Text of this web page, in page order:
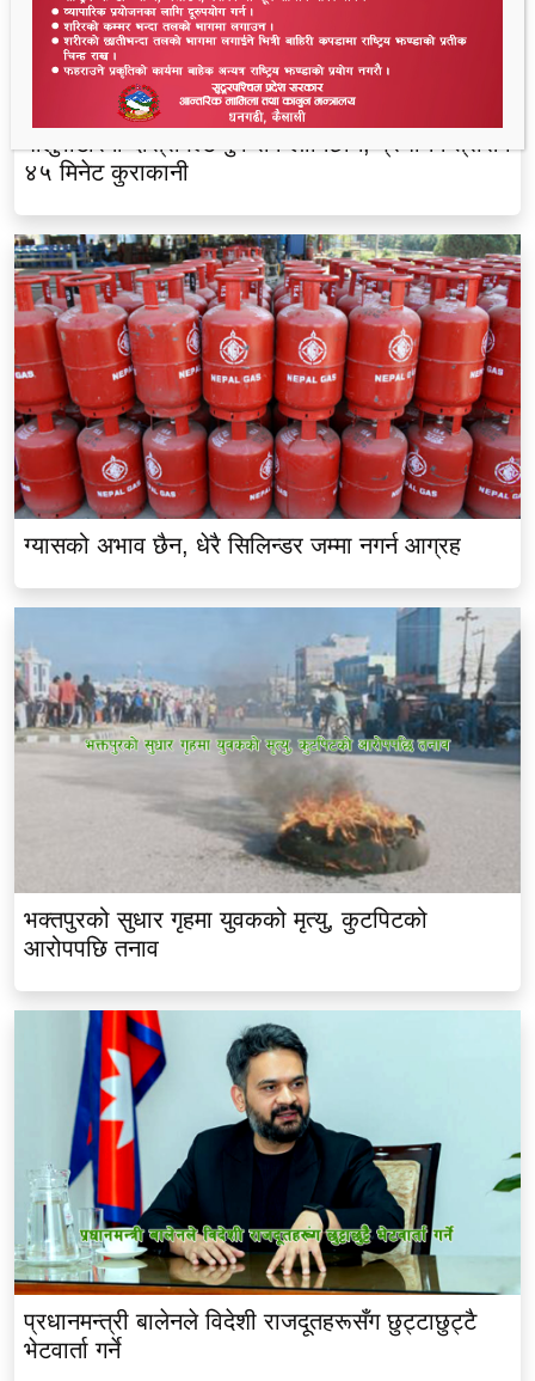
बालुवाटारमा दोस्रोपल्ट पुगे रवि लामिछाने, प्रधानमन्त्रीसँग
४५ मिनेट कुराकानी
ग्यासको अभाव छैन, धेरै सिलिन्डर जम्मा नगर्न आग्रह
भक्तपुरको सुधार गृहमा युवकको मृत्यु, कुटपिटको
आरोपपछि तनाव
प्रधानमन्त्री बालेनले विदेशी राजदूतहरूसँग छुट्टाछुट्टै
भेटवार्ता गर्ने